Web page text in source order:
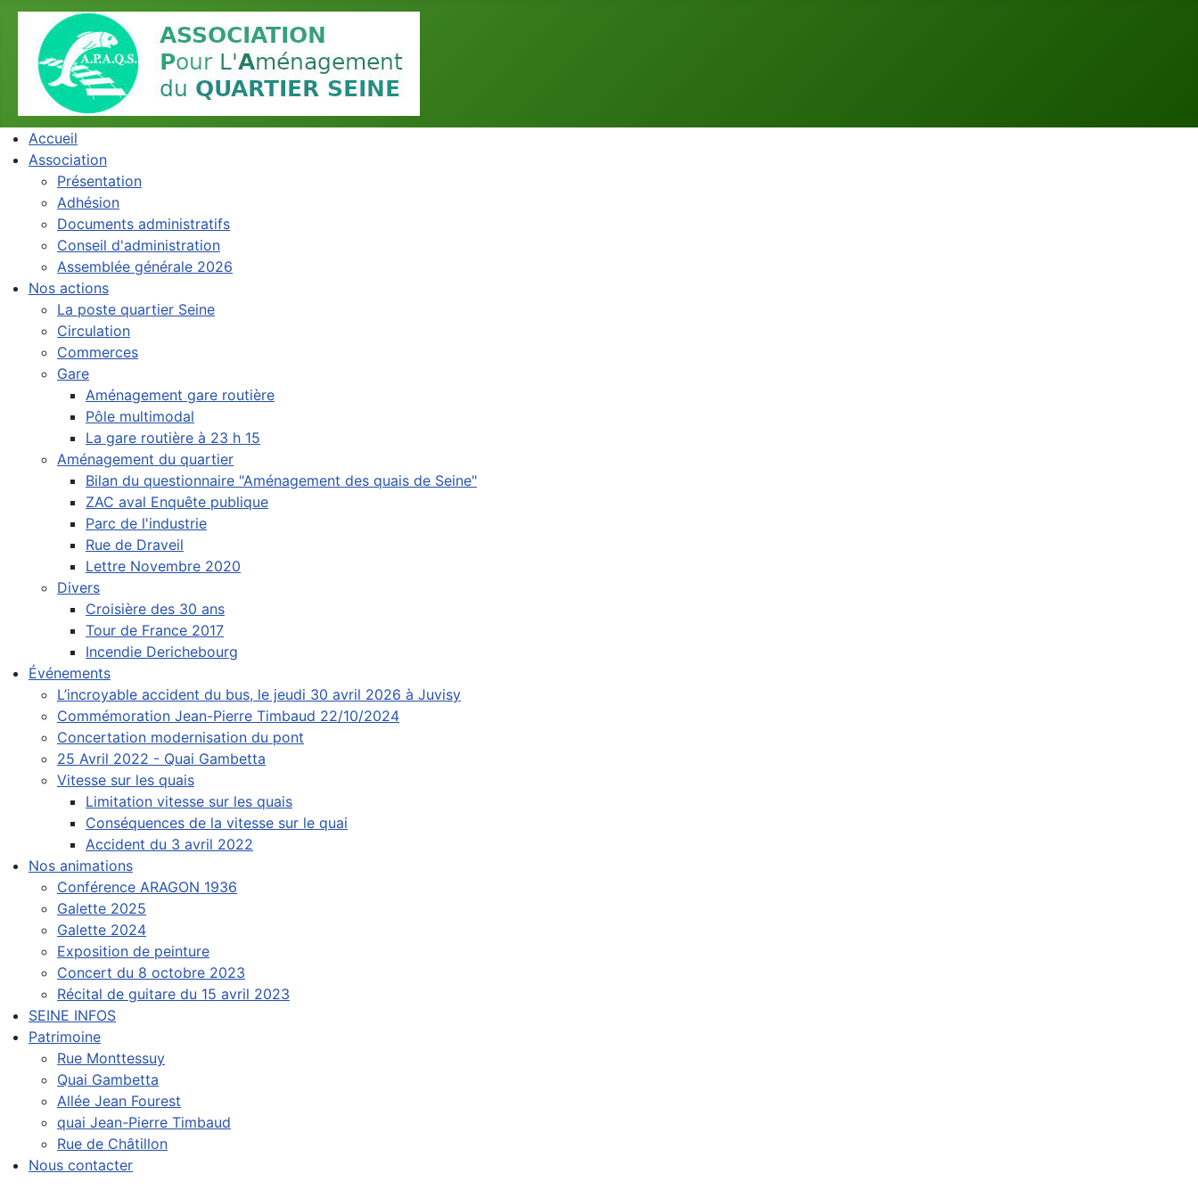
Accueil
Association
Présentation
Adhésion
Documents administratifs
Conseil d'administration
Assemblée générale 2026
Nos actions
La poste quartier Seine
Circulation
Commerces
Gare
Aménagement gare routière
Pôle multimodal
La gare routière à 23 h 15
Aménagement du quartier
Bilan du questionnaire "Aménagement des quais de Seine"
ZAC aval Enquête publique
Parc de l'industrie
Rue de Draveil
Lettre Novembre 2020
Divers
Croisière des 30 ans
Tour de France 2017
Incendie Derichebourg
Événements
L’incroyable accident du bus, le jeudi 30 avril 2026 à Juvisy
Commémoration Jean-Pierre Timbaud 22/10/2024
Concertation modernisation du pont
25 Avril 2022 - Quai Gambetta
Vitesse sur les quais
Limitation vitesse sur les quais
Conséquences de la vitesse sur le quai
Accident du 3 avril 2022
Nos animations
Conférence ARAGON 1936
Galette 2025
Galette 2024
Exposition de peinture
Concert du 8 octobre 2023
Récital de guitare du 15 avril 2023
SEINE INFOS
Patrimoine
Rue Monttessuy
Quai Gambetta
Allée Jean Fourest
quai Jean-Pierre Timbaud
Rue de Châtillon
Nous contacter